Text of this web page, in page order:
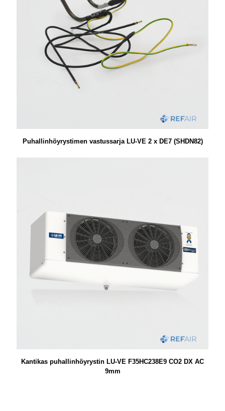
Puhallinhöyrystimen vastussarja LU-VE 2 x DE7 (SHDN82)
Kantikas puhallinhöyrystin LU-VE F35HC238E9 CO2 DX AC
9mm